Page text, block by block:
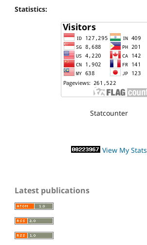
Statistics:
Statcounter
View My Stats
Latest publications